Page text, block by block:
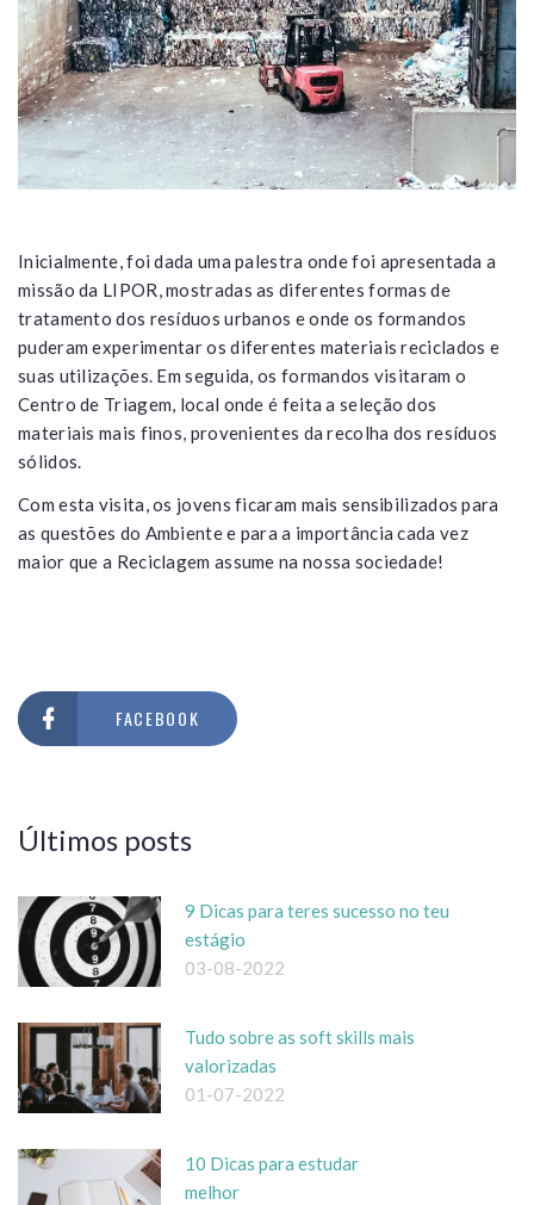
Inicialmente, foi dada uma palestra onde foi apresentada a
missão da LIPOR, mostradas as diferentes formas de
tratamento dos resíduos urbanos e onde os formandos
puderam experimentar os diferentes materiais reciclados e
suas utilizações. Em seguida, os formandos visitaram o
Centro de Triagem, local onde é feita a seleção dos
materiais mais finos, provenientes da recolha dos resíduos
sólidos.
Com esta visita, os jovens ficaram mais sensibilizados para
as questões do Ambiente e para a importância cada vez
maior que a Reciclagem assume na nossa sociedade!
FACEBOOK
Últimos posts
9 Dicas para teres sucesso no teu
estágio
03-08-2022
Tudo sobre as soft skills mais
valorizadas
01-07-2022
10 Dicas para estudar
melhor